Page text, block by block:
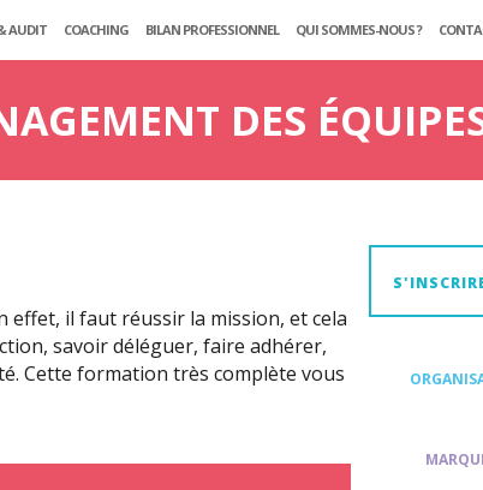
AUDIT COACHING BILAN PROFESSIONNEL QUI SOMMES-NOUS ?
DES
effet, il faut réussir la mission, et cela
savoir déléguer, faire adhérer,
Cette formation très complète vous